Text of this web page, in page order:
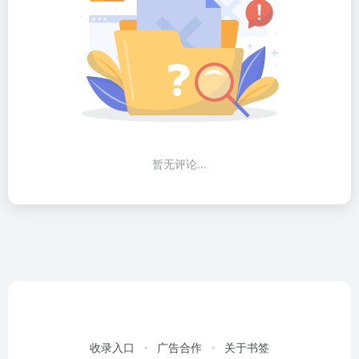
暂无评论...
收录入口 广告合作 关于书签